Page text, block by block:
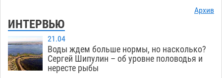
Архив
ИНТЕРВЬЮ
21.04
Воды ждем больше нормы, но насколько?
Сергей Шипулин – об уровне половодья и
нересте рыбы